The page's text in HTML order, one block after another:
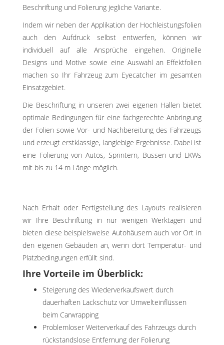
Beschriftung und Folierung jegliche Variante.
Indem wir neben der Applikation der Hochleistungsfolien
auch den Aufdruck selbst entwerfen, können wir
individuell auf alle Ansprüche eingehen. Originelle
Designs und Motive sowie eine Auswahl an Effektfolien
machen so Ihr Fahrzeug zum Eyecatcher im gesamten
Einsatzgebiet.
Die Beschriftung in unseren zwei eigenen Hallen bietet
optimale Bedingungen für eine fachgerechte Anbringung
der Folien sowie Vor- und Nachbereitung des Fahrzeugs
und erzeugt erstklassige, langlebige Ergebnisse. Dabei ist
eine Folierung von Autos, Sprintern, Bussen und LKWs
mit bis zu 14 m Länge möglich.
Nach Erhalt oder Fertigstellung des Layouts realisieren
wir Ihre Beschriftung in nur wenigen Werktagen und
bieten diese beispielsweise Autohäusern auch vor Ort in
den eigenen Gebäuden an, wenn dort Temperatur- und
Platzbedingungen erfüllt sind.
Ihre Vorteile im Überblick:
Steigerung des Wiederverkaufswert durch
dauerhaften Lackschutz vor Umwelteinflüssen
beim Carwrapping
Problemloser Weiterverkauf des Fahrzeugs durch
rückstandslose Entfernung der Folierung